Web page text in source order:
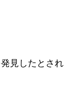
見したとされ